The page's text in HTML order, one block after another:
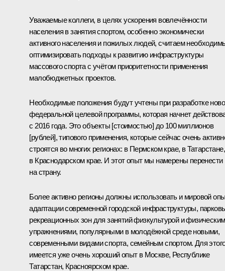
Уважаемые коллеги, в целях ускорения вовлечённости
населения в занятия спортом, особенно экономически
активного населения и пожилых людей, считаем
оптимизировать подходы к развитию инфраструктуры
массового спорта с учётом приоритетности применения
малобюджетных проектов.
Необходимые положения будут учтены при разработке
федеральной целевой программы, которая начнет
с 2016 года. Это объекты [стоимостью] до 100 миллионов
[рублей], типового применения, которые сейчас очень
строятся во многих регионах: в Пермском крае, в Татарстане,
в Краснодарском крае. И этот опыт мы намерены перенести
на страну.
Более активно регионы должны использовать и мировой
адаптации современной городской инфраструктуры,
рекреационных зон для занятий физкультурой и
упражнениями, популярными в молодёжной среде новыми,
современными видами спорта, семейным спортом. Для
имеется уже очень хороший опыт в Москве, Республике
Татарстан, Красноярском крае.